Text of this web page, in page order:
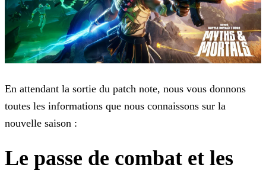
En attendant la sortie du patch note, nous vous donnons
toutes les informations que nous connaissons sur la
nouvelle saison :
Le passe de combat et les